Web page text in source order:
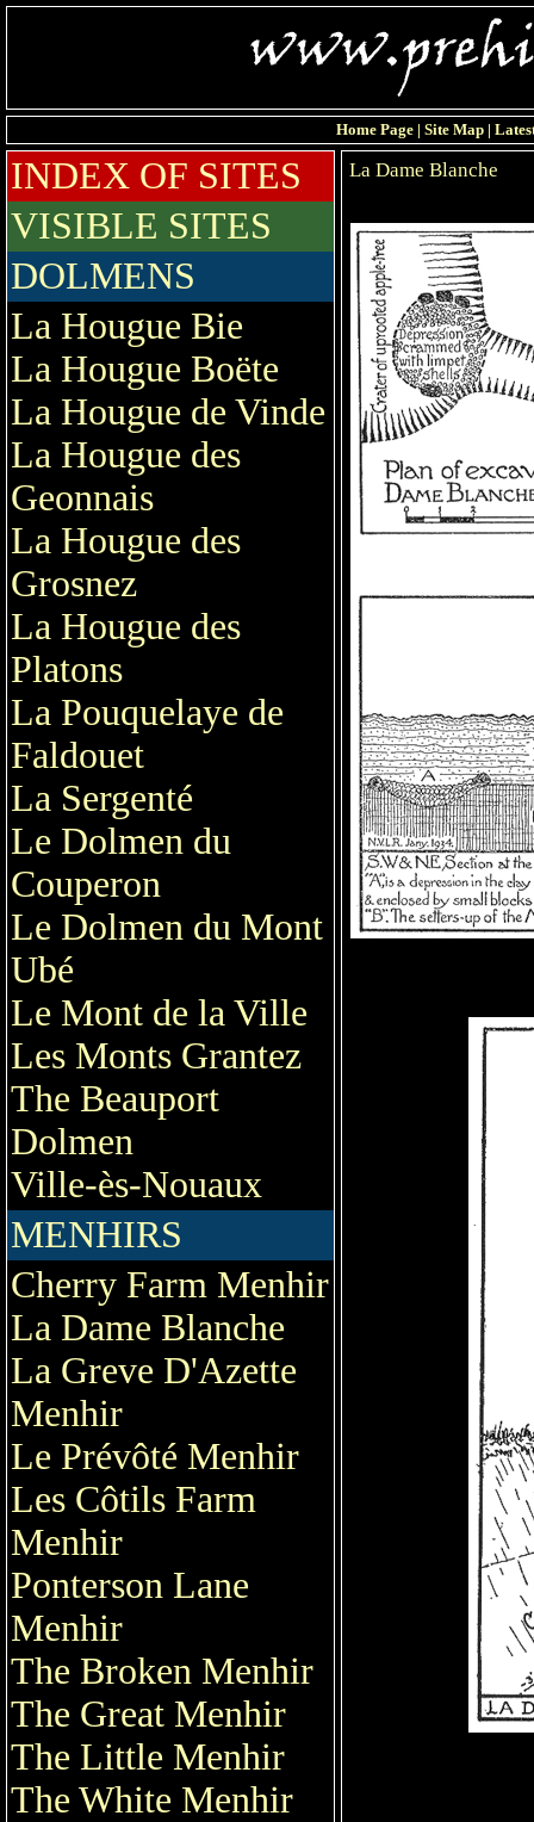
Home Page| Site Map|
INDEX OF SITES
VISIBLE SITES
DOLMENS
La Hougue Bie
La Hougue Boëte
La Hougue de Vinde
La Hougue des
Geonnais
La Hougue des
Grosnez
La Hougue des
Platons
La Pouquelaye de
Faldouet
La Sergenté
Le Dolmen du
Couperon
Le Dolmen du Mont
Ubé
Le Mont de la Ville
Les Monts Grantez
The Beauport
Dolmen
Ville-ès-Nouaux
MENHIRS
Cherry Farm Menhir
La Dame Blanche
La Greve D'Azette
Menhir
Le Prévôté Menhir
Les Côtils Farm
Menhir
Ponterson Lane
Menhir
The Broken Menhir
The Great Menhir
The Little Menhir
The White Menhir
La Dame Blanche